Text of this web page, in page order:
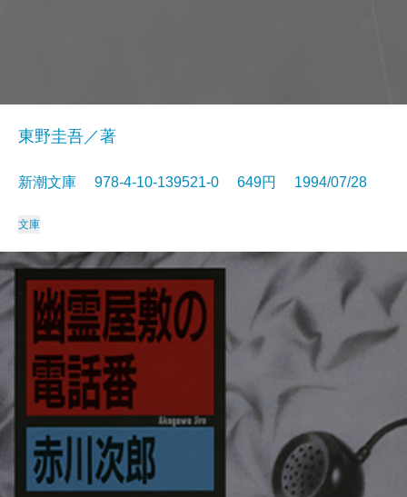
東野圭吾／著
新潮文庫 978-4-10-139521-0 649円 1994/07/28
文庫